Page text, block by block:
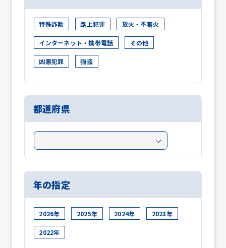
特殊詐欺 路上犯罪 放火・不審火
インターネット・携帯電話 その他
凶悪犯罪 強盗
都道府県
年の指定
2026年 2025年 2024年 2023年
2022年